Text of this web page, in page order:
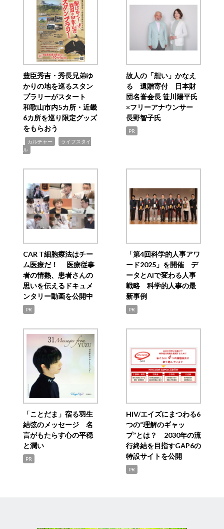
豊臣秀吉・秀長兄弟ゆ
かりの地を巡るスタン
プラリーがスタート
和歌山市内5カ所・近畿
6カ所を巡り限定グッズ
をもらおう
カルチャー
ライフスタイ
ル
故人の「想い」かなえ
る 遺贈寄付 日本財
団名誉会長 笹川陽平氏
×フリーアナウンサー
長野智子氏
PR
CAR T細胞療法はチー
ム医療だ！ 医療従事
者の情熱、患者さんの
思いを伝えるドキュメ
ンタリー動画を公開中
PR
「第4回科学的人事アワ
ード2025」を開催 デ
ータとAIで変わる人事
戦略 科学的人事の最
新事例
PR
「ことだま」宿る羽生
結弦のメッセージ 名
言がもたらす心の平穏
と潤い
PR
HIV/エイズにまつわる6
つの“理解のギャッ
プ”とは？ 2030年の流
行終結を目指すGAP6の
特設サイトを公開
PR